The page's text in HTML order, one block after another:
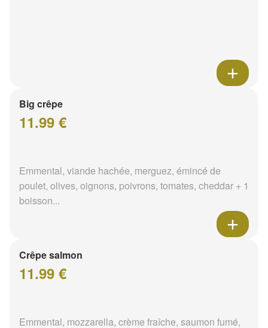
Big crêpe
11.99 €
Emmental, viande hachée, merguez, émincé de
poulet, olives, oignons, poivrons, tomates, cheddar + 1
boisson...
Crêpe salmon
11.99 €
Emmental, mozzarella, crème fraîche, saumon fumé,